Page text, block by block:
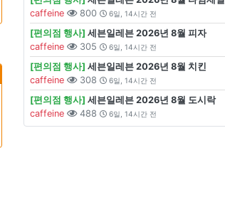
caffeine
800 6일, 14시간 전
[편의점 행사] 세븐일레븐 2026년 8월 피자
caffeine
305 6일, 14시간 전
[편의점 행사] 세븐일레븐 2026년 8월 치킨
caffeine
308 6일, 14시간 전
[편의점 행사] 세븐일레븐 2026년 8월 도시락
caffeine
488 6일, 14시간 전